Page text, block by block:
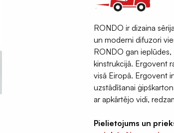
ģipša
daudzums
RONDO ir dizaina
un moderni difuzori
RONDO gan
kinstrukcijā. Ergovent
visā Eiropā. Ergovent
uzstādīšanai
ar apkārtējo vidi,
Pielietojums un